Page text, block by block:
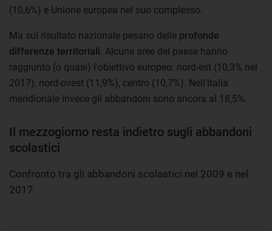
(10,6%) e Unione europea nel suo complesso.
Ma sul risultato nazionale pesano delle profonde
differenze territoriali . Alcune aree del paese hanno
raggiunto (o quasi) l'obiettivo europeo: nord-est (10,3% nel
2017), nord-ovest (11,9%), centro (10,7%). Nell'Italia
meridionale invece gli abbandoni sono ancora al 18,5%.
Il mezzogiorno resta indietro sugli abbandoni
scolastici
Confronto tra gli abbandoni scolastici nel 2009 e nel
2017